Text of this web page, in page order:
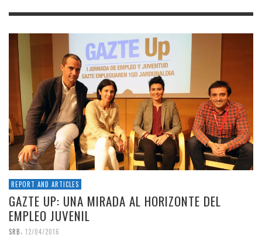
REPORT AND ARTICLES
GAZTE UP: UNA MIRADA AL HORIZONTE DEL
EMPLEO JUVENIL
SRB, 12/04/2016